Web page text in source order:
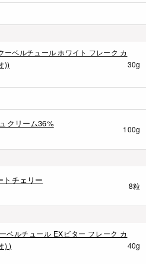
ーベルチュール ホワイト フレーク カ
))
30g
クリーム36%
100g
チェリー
8粒
ベルチュール EXビター フレーク カ
) )
40g